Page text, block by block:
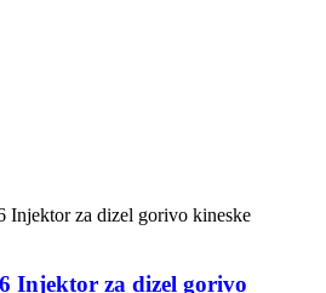
Injektor za dizel gorivo